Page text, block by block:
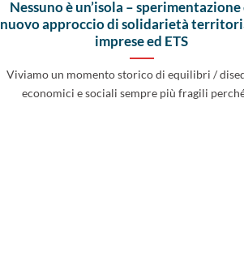
Nessuno è un’isola – sperimentazione
nuovo approccio di solidarietà
imprese ed ETS
Viviamo un momento storico di equilibri /
economici e sociali sempre più fragili